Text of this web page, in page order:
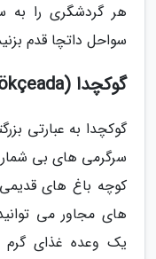
هر گردشگری را به
سواحل داتچا قدم
گوکچدا (Gökçeada)
گوکچدا به عبارتی
سرگرمی های بی
کوچه باغ های
های مجاور می
یک وعده غذای گرم